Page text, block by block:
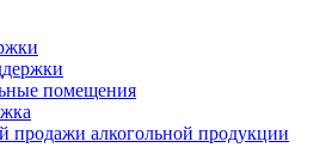
помещения
продажи алкогольной продукции